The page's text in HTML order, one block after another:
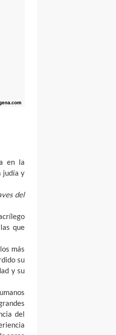
en la
judía y
del
que
más
su
y su
del